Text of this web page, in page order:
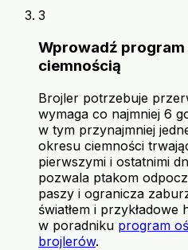
3
Wprowadź program
ciemnością
Brojler potrzebuje
wymaga co najmniej 6
w tym przynajmniej
okresu ciemności
pierwszymi i ostatnimi
pozwala ptakom
paszy i ogranicza
światłem i
w poradniku program
brojlerów.